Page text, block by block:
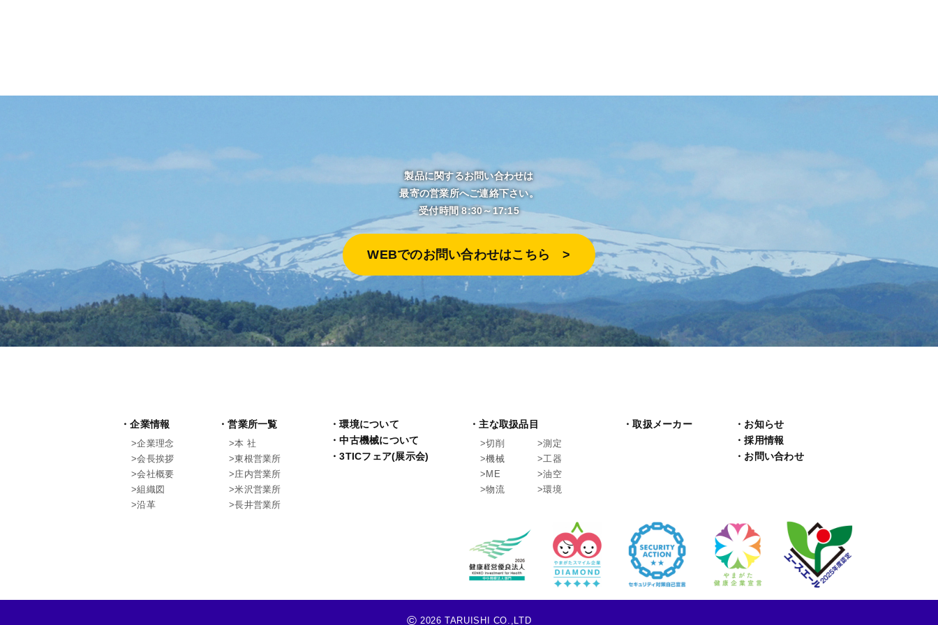
製品に関するお問い合わせは
最寄の営業所へご連絡下さい。
受付時間 8:30～17:15
WEBでのお問い合わせはこちら >︎
企業情報
企業理念
会長挨拶
会社概要
組織図
沿革
営業所一覧
本 社
東根営業所
庄内営業所
米沢営業所
長井営業所
環境について
中古機械について
3TICフェア(展示会)
主な取扱品目
切削
測定
機械
工器
ME
油空
物流
環境
取扱メーカー
お知らせ
採用情報
お問い合わせ
© 2026 TARUISHI CO.,LTD